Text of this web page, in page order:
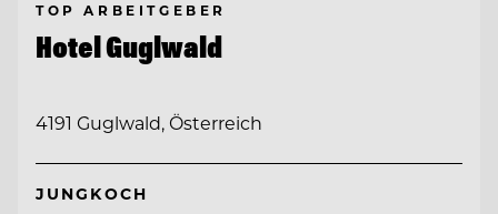
TOP ARBEITGEBER
Hotel Guglwald
4191 Guglwald, Österreich
JUNGKOCH